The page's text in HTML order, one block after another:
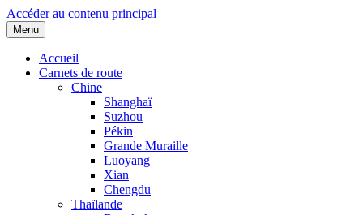
Accéder au contenu principal
Menu
Accueil
Carnets de route
Chine
Shanghaï
Suzhou
Pékin
Grande Muraille
Luoyang
Xian
Chengdu
Thaïlande